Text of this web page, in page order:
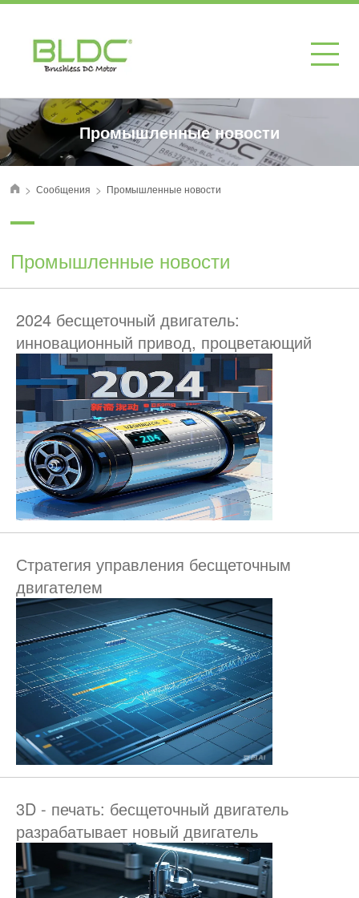
Промышленные новости
首页
> Сообщения > Промышленные новости
Промышленные новости
2024 бесщеточный двигатель:
инновационный привод, процветающий
Стратегия управления бесщеточным
двигателем
3D - печать: бесщеточный двигатель
разрабатывает новый двигатель